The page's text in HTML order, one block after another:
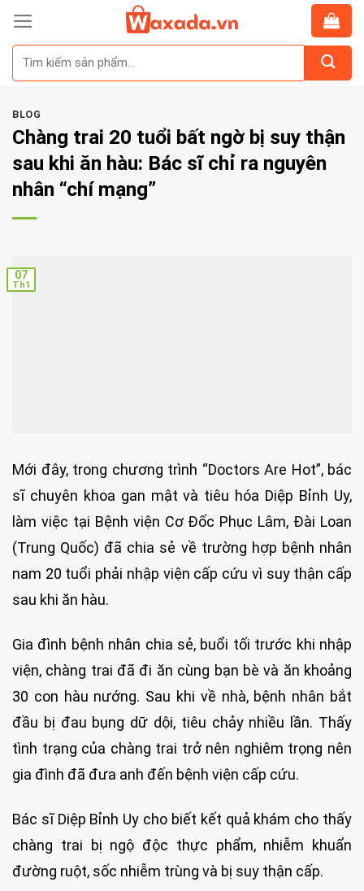
Skip
content
BLOG
Chàng trai 20 tuổi bất ngờ bị suy thận
sau khi ăn hàu: Bác sĩ chỉ ra nguyên
nhân “chí mạng”
07
Th1
Mới đây, trong chương trình “Doctors Are Hot”, bác
sĩ chuyên khoa gan mật và tiêu hóa Diệp Bỉnh Uy,
làm việc tại Bệnh viện Cơ Đốc Phục Lâm, Đài Loan
(Trung Quốc) đã chia sẻ về trường hợp bệnh nhân
nam 20 tuổi phải nhập viện cấp cứu vì suy thận cấp
sau khi ăn hàu.
Gia đình bệnh nhân chia sẻ, buổi tối trước khi nhập
viện, chàng trai đã đi ăn cùng bạn bè và ăn khoảng
30 con hàu nướng. Sau khi về nhà, bệnh nhân bắt
đầu bị đau bụng dữ dội, tiêu chảy nhiều lần. Thấy
tình trạng của chàng trai trở nên nghiêm trọng nên
gia đình đã đưa anh đến bệnh viện cấp cứu.
Bác sĩ Diệp Bỉnh Uy cho biết kết quả khám cho thấy
chàng trai bị ngộ độc thực phẩm, nhiễm khuẩn
đường ruột, sốc nhiễm trùng và bị suy thận cấp.